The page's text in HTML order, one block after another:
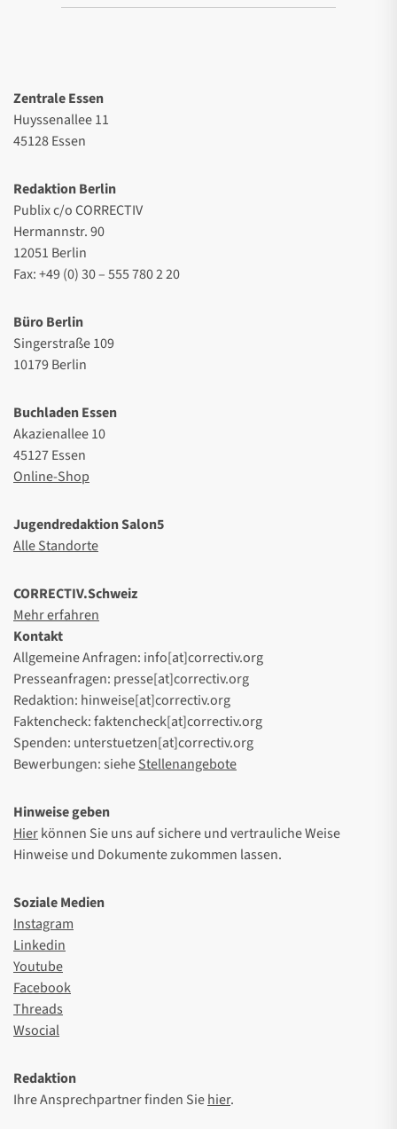
Zentrale Essen
Huyssenallee 11
45128 Essen
Redaktion Berlin
Publix c/o CORRECTIV
Hermannstr. 90
12051 Berlin
Fax: +49 (0) 30 – 555 780 2 20
Büro Berlin
Singerstraße 109
10179 Berlin
Buchladen Essen
Akazienallee 10
45127 Essen
Online-Shop
Jugendredaktion Salon5
Alle Standorte
CORRECTIV.Schweiz
Mehr erfahren
Kontakt
Allgemeine Anfragen: info[at]correctiv.org
Presseanfragen: presse[at]correctiv.org
Redaktion: hinweise[at]correctiv.org
Faktencheck: faktencheck[at]correctiv.org
Spenden: unterstuetzen[at]correctiv.org
Bewerbungen: sieheStellenangebote
Hinweise geben
Hierkönnen Sie uns auf sichere und vertrauliche Weise
Hinweise und Dokumente zukommen lassen.
Soziale Medien
Instagram
Linkedin
Youtube
Facebook
Threads
Wsocial
Redaktion
Ihre Ansprechpartner finden Siehier.